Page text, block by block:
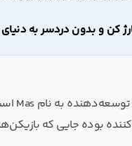
کن و بدون دردسر به
جایی که بازیکن‌ها